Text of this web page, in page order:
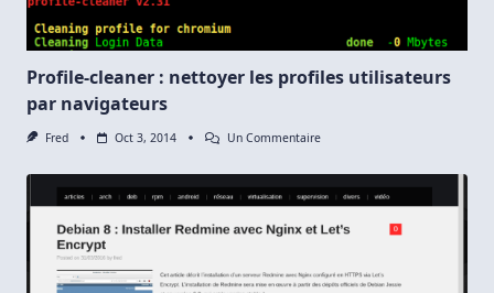
Profile-cleaner : nettoyer les profiles utilisateurs
par navigateurs
Fred Oct 3, 2014 Un CommentaireSur
Nettoyer
Profiles
Par
Navigateurs